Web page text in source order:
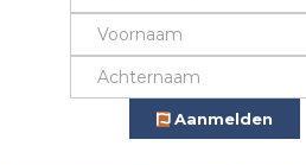
Aanmelden